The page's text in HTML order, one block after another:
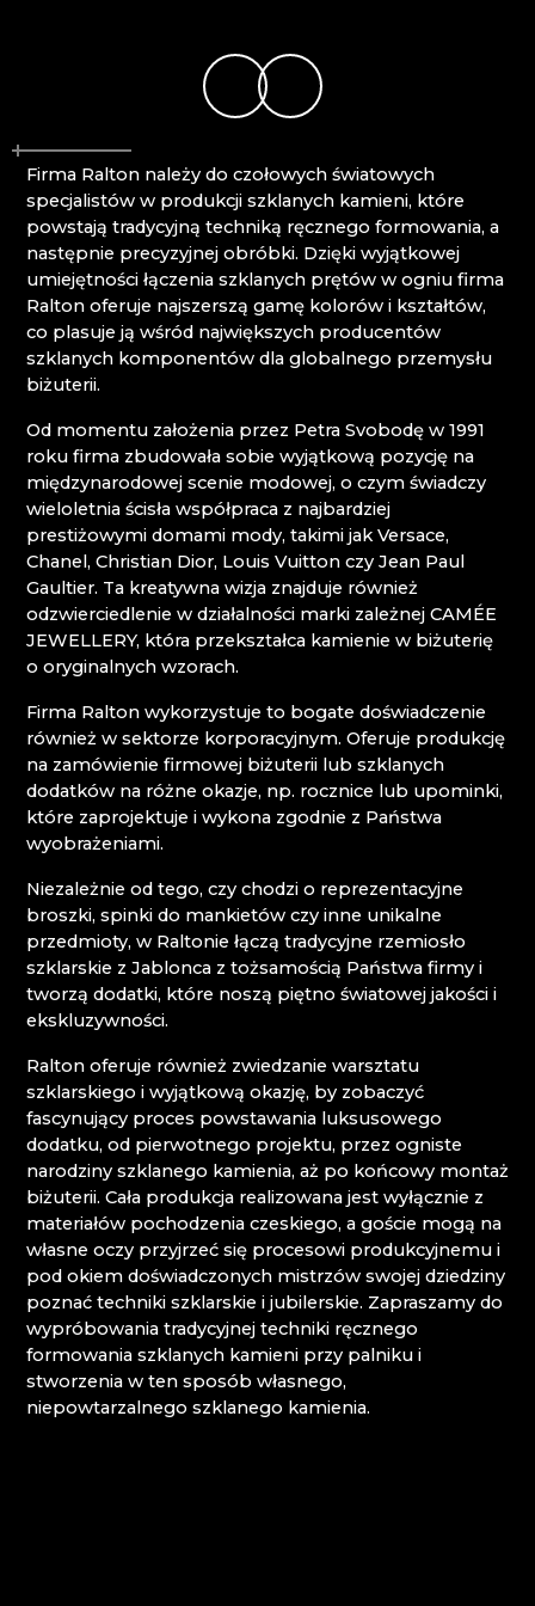
PAČINEK GLASS
PRECIOSA LIGHTING
PROUSEK EXKLUSIVE LIGHTING
RESORT HVOZD
SKLO.
SPICHLERZ LEMBERK
STOWARZYSZENIE PRZYJACIÓŁ HUTY SZKŁA
W CHŘIBIE
STUDIO VINU
SZKLANY ZEGAR ASTRONOMICZNY - ČESKÁ
KAMENICE
SZOPKI KRYŠTOFOVO ÚDOLÍ
TRISHARDS
VAGNERGLASS
VLADIMIR KLEIN
VYDRY STUDIO
Karkonosze
EVA EDLER GLASS ART
HANA ŠEBKOVÁ
HUTA SZKŁA I BROWAR NOVOSAD & SYN
MUZEUM KARKONOSKIE
RATAS JUSTYNA RATASIEWICZ
RAUTIS
AG PLUS
ARCON BIJOUX / COLLEGIUM TRADE
ARTCRYSTAL TOMEŠ
ATLAS BIJOUX
BEADGAME
CENTRUM BABYLON
CENTRUM KULTURY I INFORMACJI WILLA
RIEDEL DESNÁ
CLARION GRANDHOTEL ZLATÝ LEV****
CRYSTAL PARADISE
DECOR BY GLASSOR
DEELLA ART & GLASS
DETESK
EVANS ATELIER
FABOS
G&B BEADS / MUZEUM TWORZENIA
KORALIKÓW
GLASS PESNIČÁK
GLASSUNICUM
Firma Ralton należy do czołowych światowych
specjalistów w produkcji szklanych kamieni, które
powstają tradycyjną techniką ręcznego formowania, a
następnie precyzyjnej obróbki. Dzięki wyjątkowej
umiejętności łączenia szklanych prętów w ogniu firma
Ralton oferuje najszerszą gamę kolorów i kształtów,
co plasuje ją wśród największych producentów
szklanych komponentów dla globalnego przemysłu
biżuterii.
Od momentu założenia przez Petra Svobodę w 1991
roku firma zbudowała sobie wyjątkową pozycję na
międzynarodowej scenie modowej, o czym świadczy
wieloletnia ścisła współpraca z najbardziej
prestiżowymi domami mody, takimi jak Versace,
Chanel, Christian Dior, Louis Vuitton czy Jean Paul
Gaultier. Ta kreatywna wizja znajduje również
odzwierciedlenie w działalności marki zależnej CAMÉE
JEWELLERY, która przekształca kamienie w biżuterię
o oryginalnych wzorach.
Firma Ralton wykorzystuje to bogate doświadczenie
również w sektorze korporacyjnym. Oferuje produkcję
na zamówienie firmowej biżuterii lub szklanych
dodatków na różne okazje, np. rocznice lub upominki,
które zaprojektuje i wykona zgodnie z Państwa
wyobrażeniami.
Niezależnie od tego, czy chodzi o reprezentacyjne
broszki, spinki do mankietów czy inne unikalne
przedmioty, w Raltonie łączą tradycyjne rzemiosło
szklarskie z Jablonca z tożsamością Państwa firmy i
tworzą dodatki, które noszą piętno światowej jakości i
ekskluzywności.
Ralton oferuje również zwiedzanie warsztatu
szklarskiego i wyjątkową okazję, by zobaczyć
fascynujący proces powstawania luksusowego
dodatku, od pierwotnego projektu, przez ogniste
narodziny szklanego kamienia, aż po końcowy montaż
biżuterii. Cała produkcja realizowana jest wyłącznie z
materiałów pochodzenia czeskiego, a goście mogą na
własne oczy przyjrzeć się procesowi produkcyjnemu i
pod okiem doświadczonych mistrzów swojej dziedziny
poznać techniki szklarskie i jubilerskie. Zapraszamy do
wypróbowania tradycyjnej techniki ręcznego
formowania szklanych kamieni przy palniku i
stworzenia w ten sposób własnego,
niepowtarzalnego szklanego kamienia.